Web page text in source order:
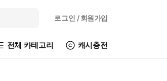
로그인 / 회원가입
전체 카테고리 캐시충전